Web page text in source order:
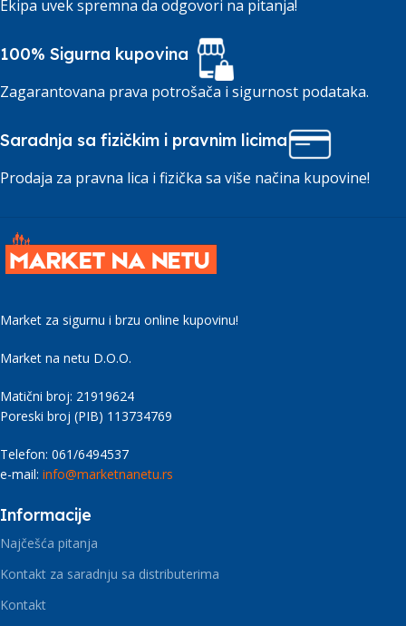
Ekipa uvek spremna da odgovori na pitanja!
100% Sigurna kupovina
Zagarantovana prava potrošača i sigurnost podataka.
Saradnja sa fizičkim i pravnim licima
Prodaja za pravna lica i fizička sa više načina kupovine!
Market za sigurnu i brzu online kupovinu!
Market na netu D.O.O.
Matični broj: 21919624
Poreski broj (PIB) 113734769
Telefon: 061/6494537
e-mail: info@marketnanetu.rs
Informacije
Najčešća pitanja
Kontakt za saradnju sa distributerima
Kontakt